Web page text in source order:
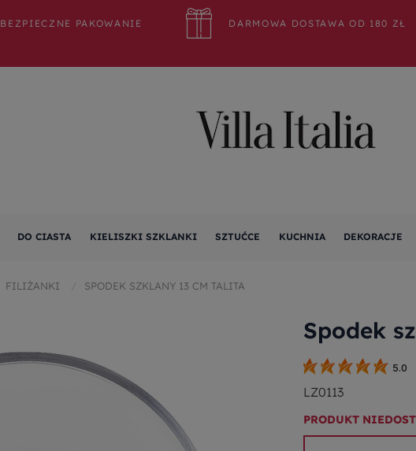
BEZPIECZNE PAKOWANIE DARMOWA DOSTAWA OD 180 ZŁ
DO CIASTA KIELISZKI SZKLANKI SZTUĆCE KUCHNIA DEKORACJE
FILIŻANKI SPODEK SZKLANY 13 CM TALITA
Spodek
5.0
LZ0113
PRODUKT